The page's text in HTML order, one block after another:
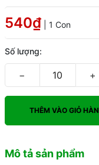
540₫ | 1 Con
Số lượng:
− +
THÊM VÀO GIỎ
Mô tả sản phẩm